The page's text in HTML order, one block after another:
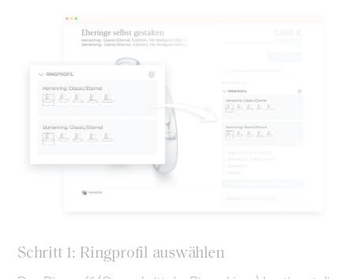
Schritt 1: Ringprofil auswählen